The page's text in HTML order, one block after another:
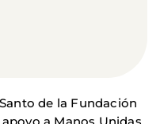
de la Fundación